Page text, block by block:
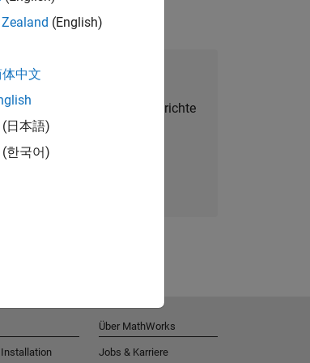
beitreten
Stellenangebote, Berichte
(English)
中文
(日本語)
(한국어)
Über MathWorks
Jobs & Karriere